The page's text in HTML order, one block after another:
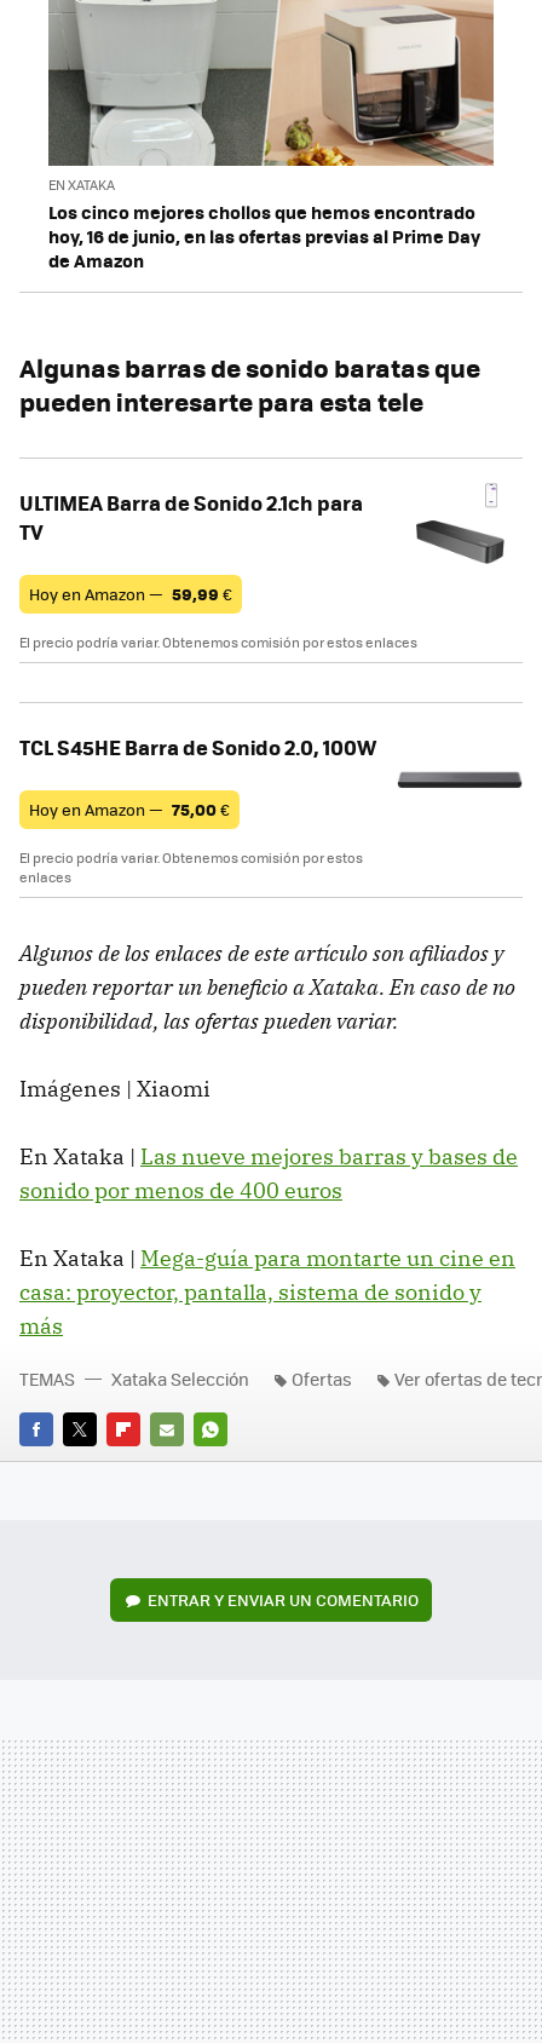
EN XATAKA
Los cinco mejores chollos que hemos encontrado
hoy, 16 de junio, en las ofertas previas al Prime Day
de Amazon
Algunas barras de sonido baratas que
pueden interesarte para esta tele
ULTIMEA Barra de Sonido 2.1ch para
TV
Hoy en Amazon — 59,99 €
El precio podría variar. Obtenemos comisión por estos enlaces
TCL S45HE Barra de Sonido 2.0, 100W
Hoy en Amazon — 75,00€
El precio podría variar. Obtenemos comisión por estos
enlaces
Algunos de los enlaces de este artículo son afiliados y
pueden reportar un beneficio a Xataka. En caso de no
disponibilidad, las ofertas pueden variar.
Imágenes | Xiaomi
En Xataka | Las nueve mejores barras y bases de
sonido por menos de 400 euros
En Xataka | Mega-guía para montarte un cine en
casa: proyector, pantalla, sistema de sonido y
más
FACEBOOK
TWITTERFLIPBOARD
E-
WHATSAPP
TEMAS Xataka Selección Ofertas Ver ofertas de
ENTRAR Y ENVIAR UN COMENTARIO